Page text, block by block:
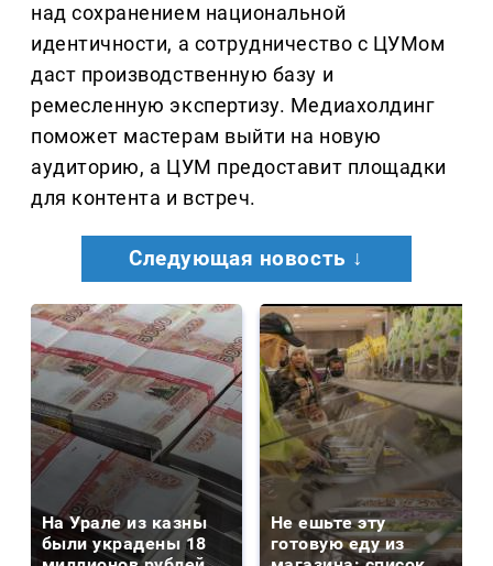
над сохранением национальной
идентичности, а сотрудничество с ЦУМом
даст производственную базу и
ремесленную экспертизу. Медиахолдинг
поможет мастерам выйти на новую
аудиторию, а ЦУМ предоставит площадки
для контента и встреч.
Следующая новость ↓
На Урале из казны
были украдены 18
Не ешьте эту
готовую еду из